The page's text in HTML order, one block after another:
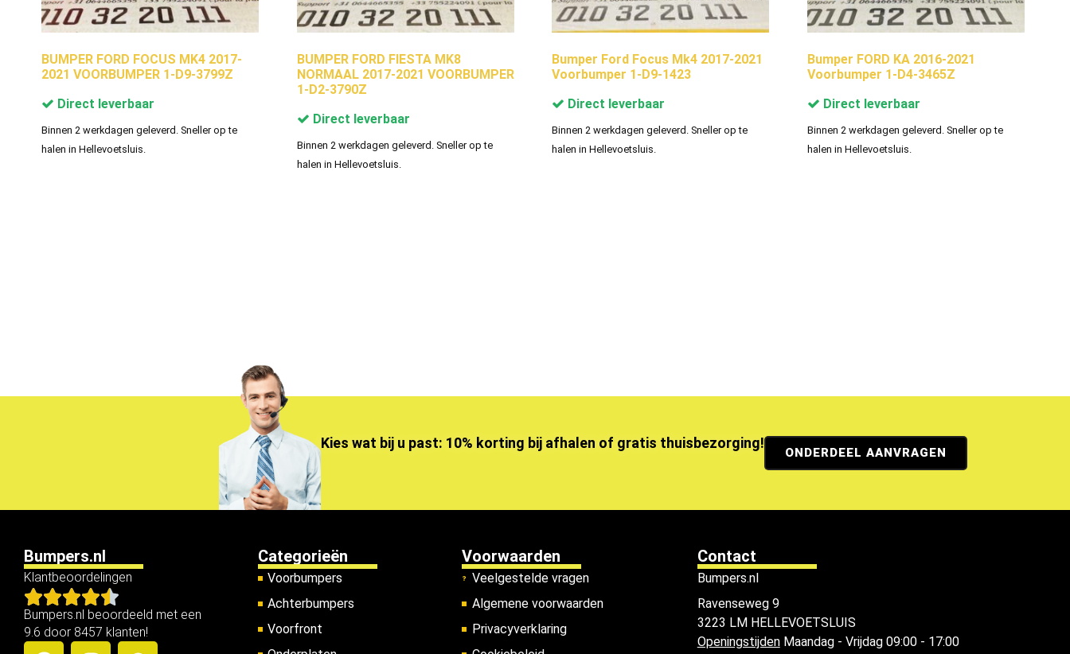
BUMPER FORD FOCUS MK4 2017-
2021 VOORBUMPER 1-D9-3799Z
Direct leverbaar
Binnen 2 werkdagen geleverd. Sneller op te
halen in Hellevoetsluis.
BUMPER FORD FIESTA MK8
NORMAAL 2017-2021 VOORBUMPER
1-D2-3790Z
Direct leverbaar
Binnen 2 werkdagen geleverd. Sneller op te
halen in Hellevoetsluis.
Bumper Ford Focus Mk4 2017-2021
Voorbumper 1-D9-1423
Direct leverbaar
Binnen 2 werkdagen geleverd. Sneller op te
halen in Hellevoetsluis.
Bumper FORD KA 2016-2021
Voorbumper 1-D4-3465Z
Direct leverbaar
Binnen 2 werkdagen geleverd. Sneller op te
halen in Hellevoetsluis.
Kies wat bij u past: 10% korting bij afhalen of gratis thuisbezorging!
ONDERDEEL AANVRAGEN
Bumpers.nl
Klantbeoordelingen
Bumpers.nl beoordeeld met een
9.6 door 8457 klanten!
Categorieën
Voorbumpers
Achterbumpers
Voorfront
Voorwaarden
Veelgestelde vragen
Algemene voorwaarden
Privacyverklaring
Contact
Bumpers.nl
Ravenseweg 9
3223 LM HELLEVOETSLUIS
OpeningstijdenMaandag - Vrijdag 09:00 - 17:00